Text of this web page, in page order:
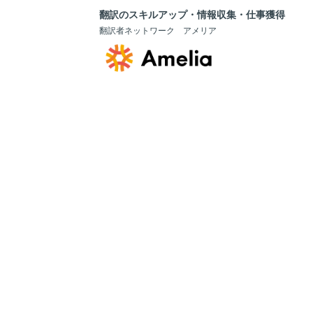
翻訳のスキルアップ・情報収集・仕事獲得
翻訳者ネットワーク アメリア